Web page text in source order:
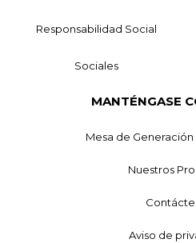
Responsabilidad Social
Sociales
MANTÉNGASE
Mesa de
Nuestros
Aviso de